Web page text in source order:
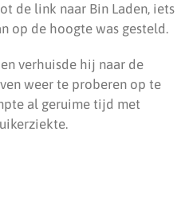
de link naar Bin Laden, iets
op de hoogte was gesteld.
verhuisde hij naar de
weer te proberen op te
al geruime tijd met